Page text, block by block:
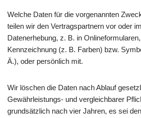
Welche Daten für die vorgenannten
teilen wir den Vertragspartnern vor oder
Datenerhebung, z. B. in
Kennzeichnung (z. B. Farben) bzw.
Ä.), oder persönlich mit.
Wir löschen die Daten nach Ablauf
Gewährleistungs- und vergleichbarer
grundsätzlich nach vier Jahren, es sei